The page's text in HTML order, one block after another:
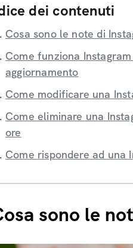
dei contenuti
Cosa sono le note di
Come funziona
aggiornamento
Come modificare una
Come eliminare una
ore
Come rispondere ad una
sono le